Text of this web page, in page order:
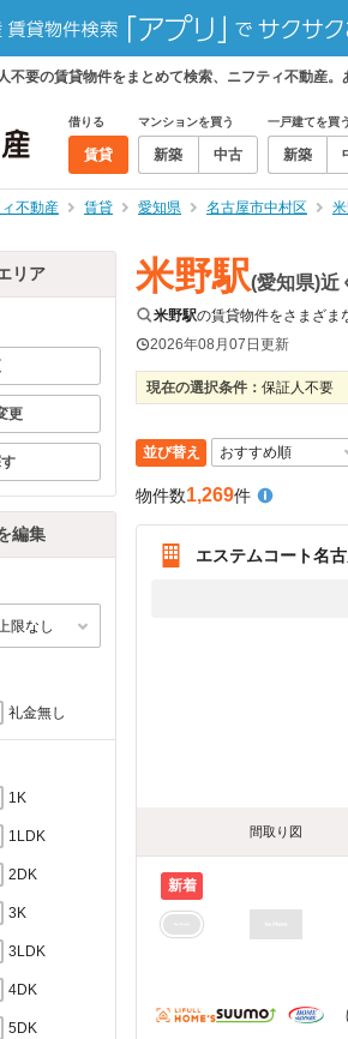
不要の賃貸物件をまとめて検索、ニフティ不動産。
借りる
賃貸
マンションを買う
新築 中古
一戸建てを買う
新築
不動産 賃貸 愛知県 名古屋市中村区
リア
更
編集
礼金無し
1K
1LDK
2DK
3K
3LDK
4DK
5DK
米野駅(愛知県)近
米野駅の賃貸物件をさまざま
2026年08月07日更新
現在の選択条件： 保証人不要
並び替え
物件数1,269件
エステムコート名
間取り図
新着